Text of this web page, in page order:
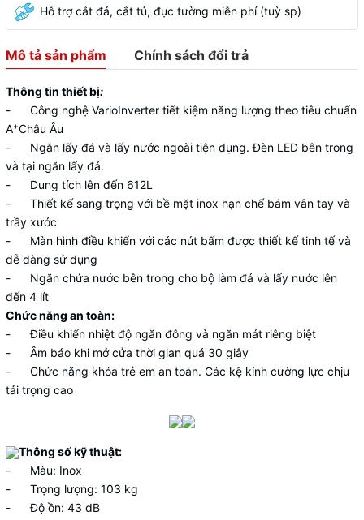
Hỗ trợ cắt đá, cắt tủ, đục tường miễn phí (tuỳ sp)
Mô tả sản phẩm Chính sách đổi trả
Thông tin thiết bị:
- Công nghệ VarioInverter tiết kiệm năng lượng theo tiêu chuẩn
A+Châu Âu
- Ngăn lấy đá và lấy nước ngoài tiện dụng. Đèn LED bên trong
và tại ngăn lấy đá.
- Dung tích lên đến 612L
- Thiết kế sang trọng với bề mặt inox hạn chế bám vân tay và
trầy xước
- Màn hình điều khiển với các nút bấm được thiết kế tinh tế và
dễ dàng sử dụng
- Ngăn chứa nước bên trong cho bộ làm đá và lấy nước lên
đến 4 lít
Chức năng an toàn:
- Điều khiển nhiệt độ ngăn đông và ngăn mát riêng biệt
- Âm báo khi mở cửa thời gian quá 30 giây
- Chức năng khóa trẻ em an toàn. Các kệ kính cường lực chịu
tải trọng cao
Thông số kỹ thuật:
- Màu: Inox
- Trọng lượng: 103 kg
- Độ ồn: 43 dB